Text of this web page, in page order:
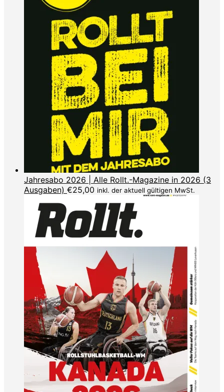
Jahresabo 2026 | Alle Rollt.-Magazine in 2026 (3
Ausgaben) €25,00 inkl. der aktuell gültigen MwSt.